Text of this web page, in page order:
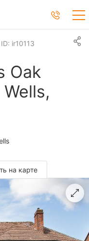
Oak
ID: ir10113
на карте